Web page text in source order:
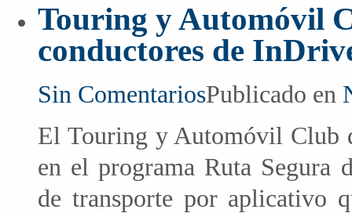
Touring y Automóvil
conductores de
Sin ComentariosPublicado en
El Touring y Automóvil Club
en el programa Ruta Segura
de transporte por aplicativo